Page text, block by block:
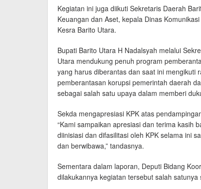
Kegiatan ini juga diikuti Sekretaris Daerah
Keuangan dan Aset, kepala Dinas
Kesra Barito Utara.
Bupati Barito Utara H Nadalsyah melalui
Utara mendukung penuh program
yang harus diberantas dan saat ini mengikuti
pemberantasan korupsi pemerintah daerah
sebagai salah satu upaya dalam memberi
Sekda mengapresiasi KPK atas
“Kami sampaikan apresiasi dan terima kasih
diinisiasi dan difasilitasi oleh KPK selama ini
dan berwibawa,” tandasnya.
Sementara dalam laporan, Deputi Bidang
dilakukannya kegiatan tersebut salah